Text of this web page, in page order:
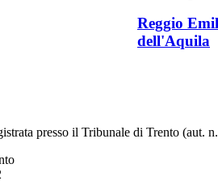
Reggio
dell'Aquila
presso il Tribunale di Trento (aut.